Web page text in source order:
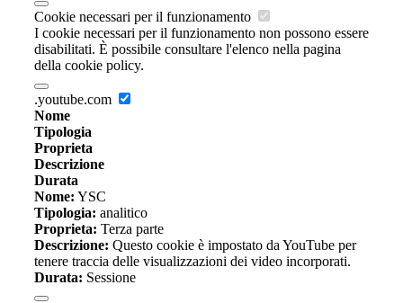
Cookie necessari per il funzionamento
I cookie necessari per il funzionamento non possono essere
disabilitati. È possibile consultare l'elenco nella pagina
della cookie policy.
.youtube.com
Nome
Tipologia
Proprieta
Descrizione
Durata
Nome: YSC
Tipologia: analitico
Proprieta: Terza parte
Descrizione: Questo cookie è impostato da YouTube per
tenere traccia delle visualizzazioni dei video incorporati.
Durata: Sessione